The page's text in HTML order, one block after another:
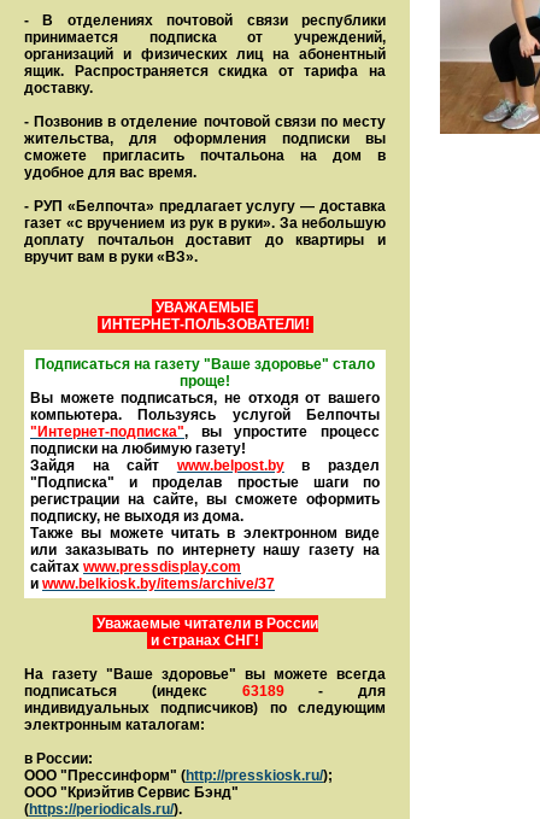
- В отделениях почтовой связи рес­пуб­лики
принимается подписка от учреждений,
организаций и фи­зи­ческих лиц на абонентный
ящик. Распространяется скидка от тарифа на
доставку.
- Позвонив в отделение почтовой связи по месту
жительства, для оформления подписки вы
сможете пригласить почтальона на дом в
удобное для вас время.
- РУП «Белпочта» предлагает услугу — доставка
газет «с вручением из рук в руки». За небольшую
доплату почтальон доставит до квартиры и
вручит вам в руки «ВЗ».
УВАЖАЕМЫЕ
ИНТЕРНЕТ-ПОЛЬЗОВАТЕЛИ!
Подписаться на газету "Ваше здоровье" стало
проще!
Вы можете подписаться, не отходя от вашего
компьютера. Пользуясь услугой Белпочты
"Интернет-подписка", вы упростите процесс
подписки на любимую газету!
Зайдя на сайт www.belpost.by
в раздел
"Подписка" и проделав простые шаги по
регистрации на сайте, вы сможете оформить
под­писку, не выходя из дома.
Также вы можете читать в элек­тронном виде
или заказывать по интернету нашу газету на
сайтах www.pressdisplay.com
и www.belkiosk.by/items/archive/37
Уважаемые читатели в России
и странах СНГ!
На газету "Ваше здоровье" вы можете всегда
подписаться (индекс 63189- для
индивидуальных подписчиков) по следующим
электронным каталогам:
в России:
ООО "Прессинформ" (http://presskiosk.ru/);
ООО "Криэйтив Сервис Бэнд"
(https://periodicals.ru/).